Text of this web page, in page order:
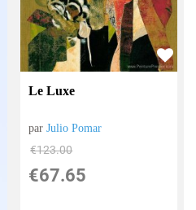
Le Luxe
parJulio Pomar
€123.00
€67.65